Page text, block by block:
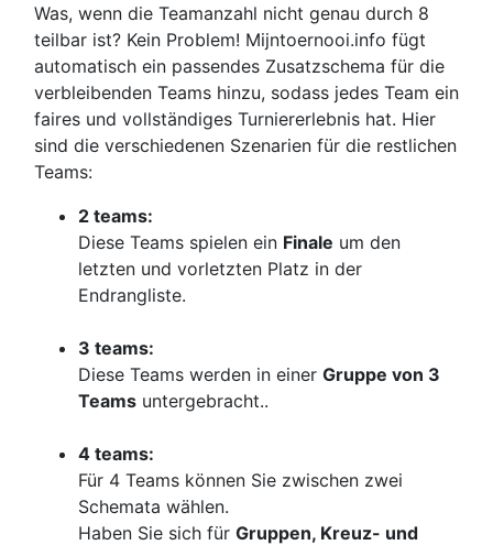
Was, wenn die Teamanzahl nicht genau durch 8
teilbar ist? Kein Problem! Mijntoernooi.info fügt
automatisch ein passendes Zusatzschema für die
verbleibenden Teams hinzu, sodass jedes Team ein
faires und vollständiges Turniererlebnis hat. Hier
sind die verschiedenen Szenarien für die restlichen
Teams:
2 teams:
Diese Teams spielen ein Finale um den
letzten und vorletzten Platz in der
Endrangliste.
3 teams:
Diese Teams werden in einer Gruppe von 3
Teams untergebracht..
4 teams:
Für 4 Teams können Sie zwischen zwei
Schemata wählen.
Haben Sie sich für Gruppen, Kreuz- und